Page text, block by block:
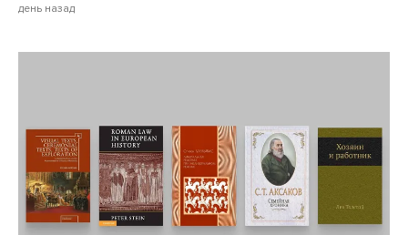
день назад